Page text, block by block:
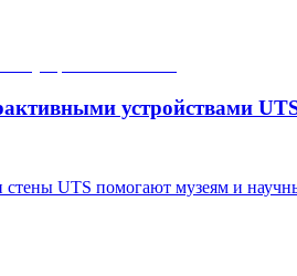
устройствами
UTS помогают музеям и